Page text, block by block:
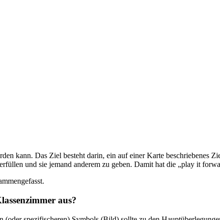
kann. Das Ziel besteht darin, ein auf einer Karte beschriebenes
und sie jemand anderem zu geben. Damit hat die „play it
aus?